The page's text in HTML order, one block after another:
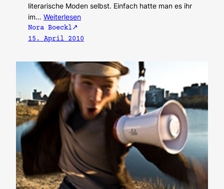
literarische Moden selbst. Einfach hatte man es ihr
im… Weiterlesen
Nora Boeckl
15. April 2010